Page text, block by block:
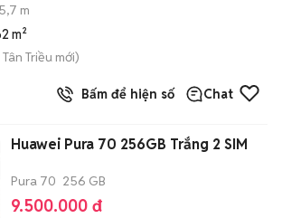
m
m²
Tân Triều mới)
Bấm để hiện số Chat
Huawei Pura 70 256GB Trắng 2 SIM
Pura 70 256 GB
9.500.000 đ